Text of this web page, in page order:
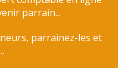
parrain...
parrainez-les et